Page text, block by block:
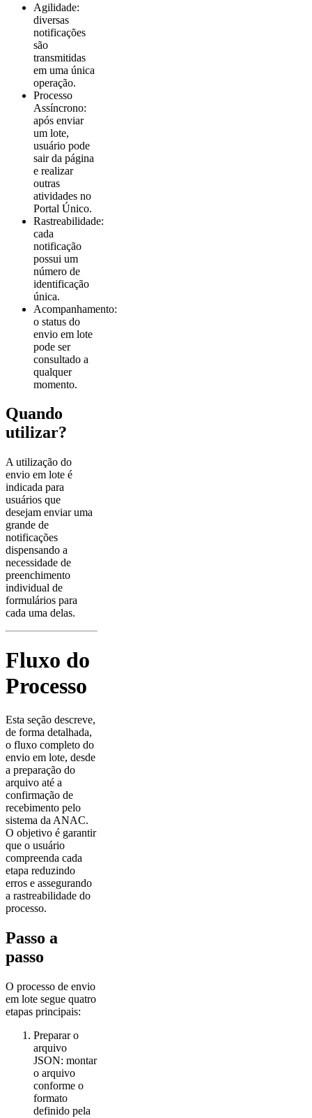
Agilidade:
diversas
notificações
são
transmitidas
em uma única
operação.
Processo
Assíncrono:
após enviar
um lote,
usuário pode
sair da página
e realizar
outras
atividades no
Portal Único.
Rastreabilidade:
cada
notificação
possui um
número de
identificação
única.
Acompanhamento:
o status do
envio em lote
pode ser
consultado a
qualquer
momento.
Quando
utilizar?
A utilização do
envio em lote é
indicada para
usuários que
desejam enviar uma
grande de
notificações
dispensando a
necessidade de
preenchimento
individual de
formulários para
cada uma delas.
Fluxo do
Processo
Esta seção descreve,
de forma detalhada,
o fluxo completo do
envio em lote, desde
a preparação do
arquivo até a
confirmação de
recebimento pelo
sistema da ANAC.
O objetivo é garantir
que o usuário
compreenda cada
etapa reduzindo
erros e assegurando
a rastreabilidade do
processo.
Passo a
passo
O processo de envio
em lote segue quatro
etapas principais:
Preparar o
arquivo
JSON: montar
o arquivo
conforme o
formato
definido pela